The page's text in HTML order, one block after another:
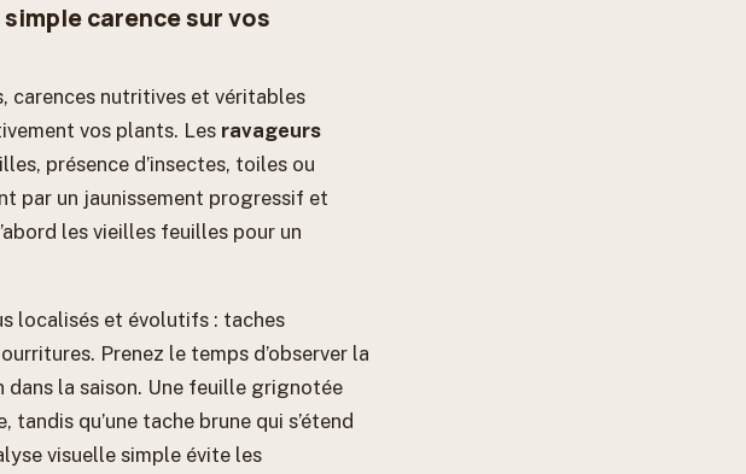
carence sur vos
carences nutritives et véritables
vos plants. Les ravageurs
présence d’insectes, toiles ou
par un jaunissement progressif et
les vieilles feuilles pour un
localisés et évolutifs : taches
Prenez le temps d’observer la
la saison. Une feuille grignotée
qu’une tache brune qui s’étend
visuelle simple évite les